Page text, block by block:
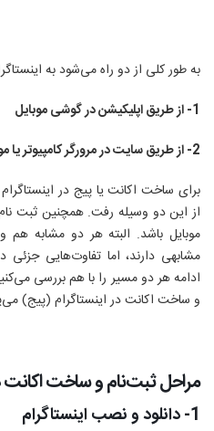
به طور کلی از دو راه می‌شود به
1- از طریق اپلیکیشن در گوشی موبایل
2- از طریق سایت در مرورگر کامپیوتر یا موبایل
برای ساخت اکانت یا پیج در
از این دو وسیله رفت. همچنین ثبت
موبایل باشد. البته هر دو مشابه
مشابهی دارند، اما تفاوت‌هایی
ادامه هر دو مسیر را با هم بررسی
و ساخت اکانت در اینستاگرام (پیج)
مراحل ثبت‌نام و ساخت اکانت
1- دانلود و نصب اینستاگرام